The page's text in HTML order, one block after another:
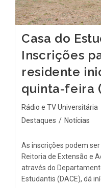
Casa do
Inscrições
residente
quinta-feira
Rádio e TV Universitária
Destaques / Notícias
As inscrições podem
Reitoria de Extensão e
através do
Estudantis (DACE), dá